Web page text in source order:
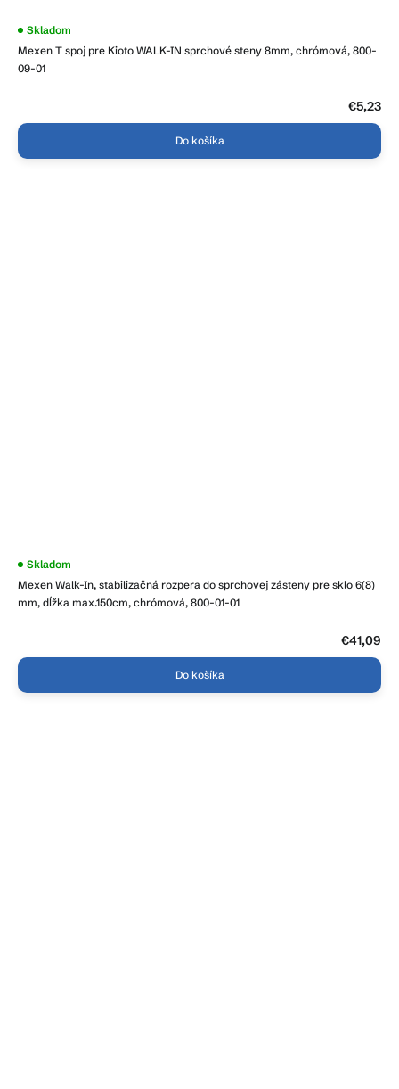
Mexen T spoj pre Kioto WALK-IN sprchové steny 8mm, chrómová, 800-
09-01
Skladom
€5,23
Do košíka
Mexen Walk-In, stabilizačná rozpera do sprchovej zásteny pre sklo 6(8)
mm, dĺžka max.150cm, chrómová, 800-01-01
Priemerné
produktu
je
Skladom
€41,09
Do košíka